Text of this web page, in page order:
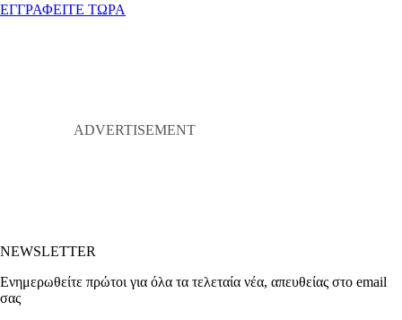
ΕΓΓΡΑΦΕΙΤΕ ΤΩΡΑ
NEWSLETTER
Ενημερωθείτε πρώτοι για όλα τα τελεταία νέα, απευθείας στο email
σας